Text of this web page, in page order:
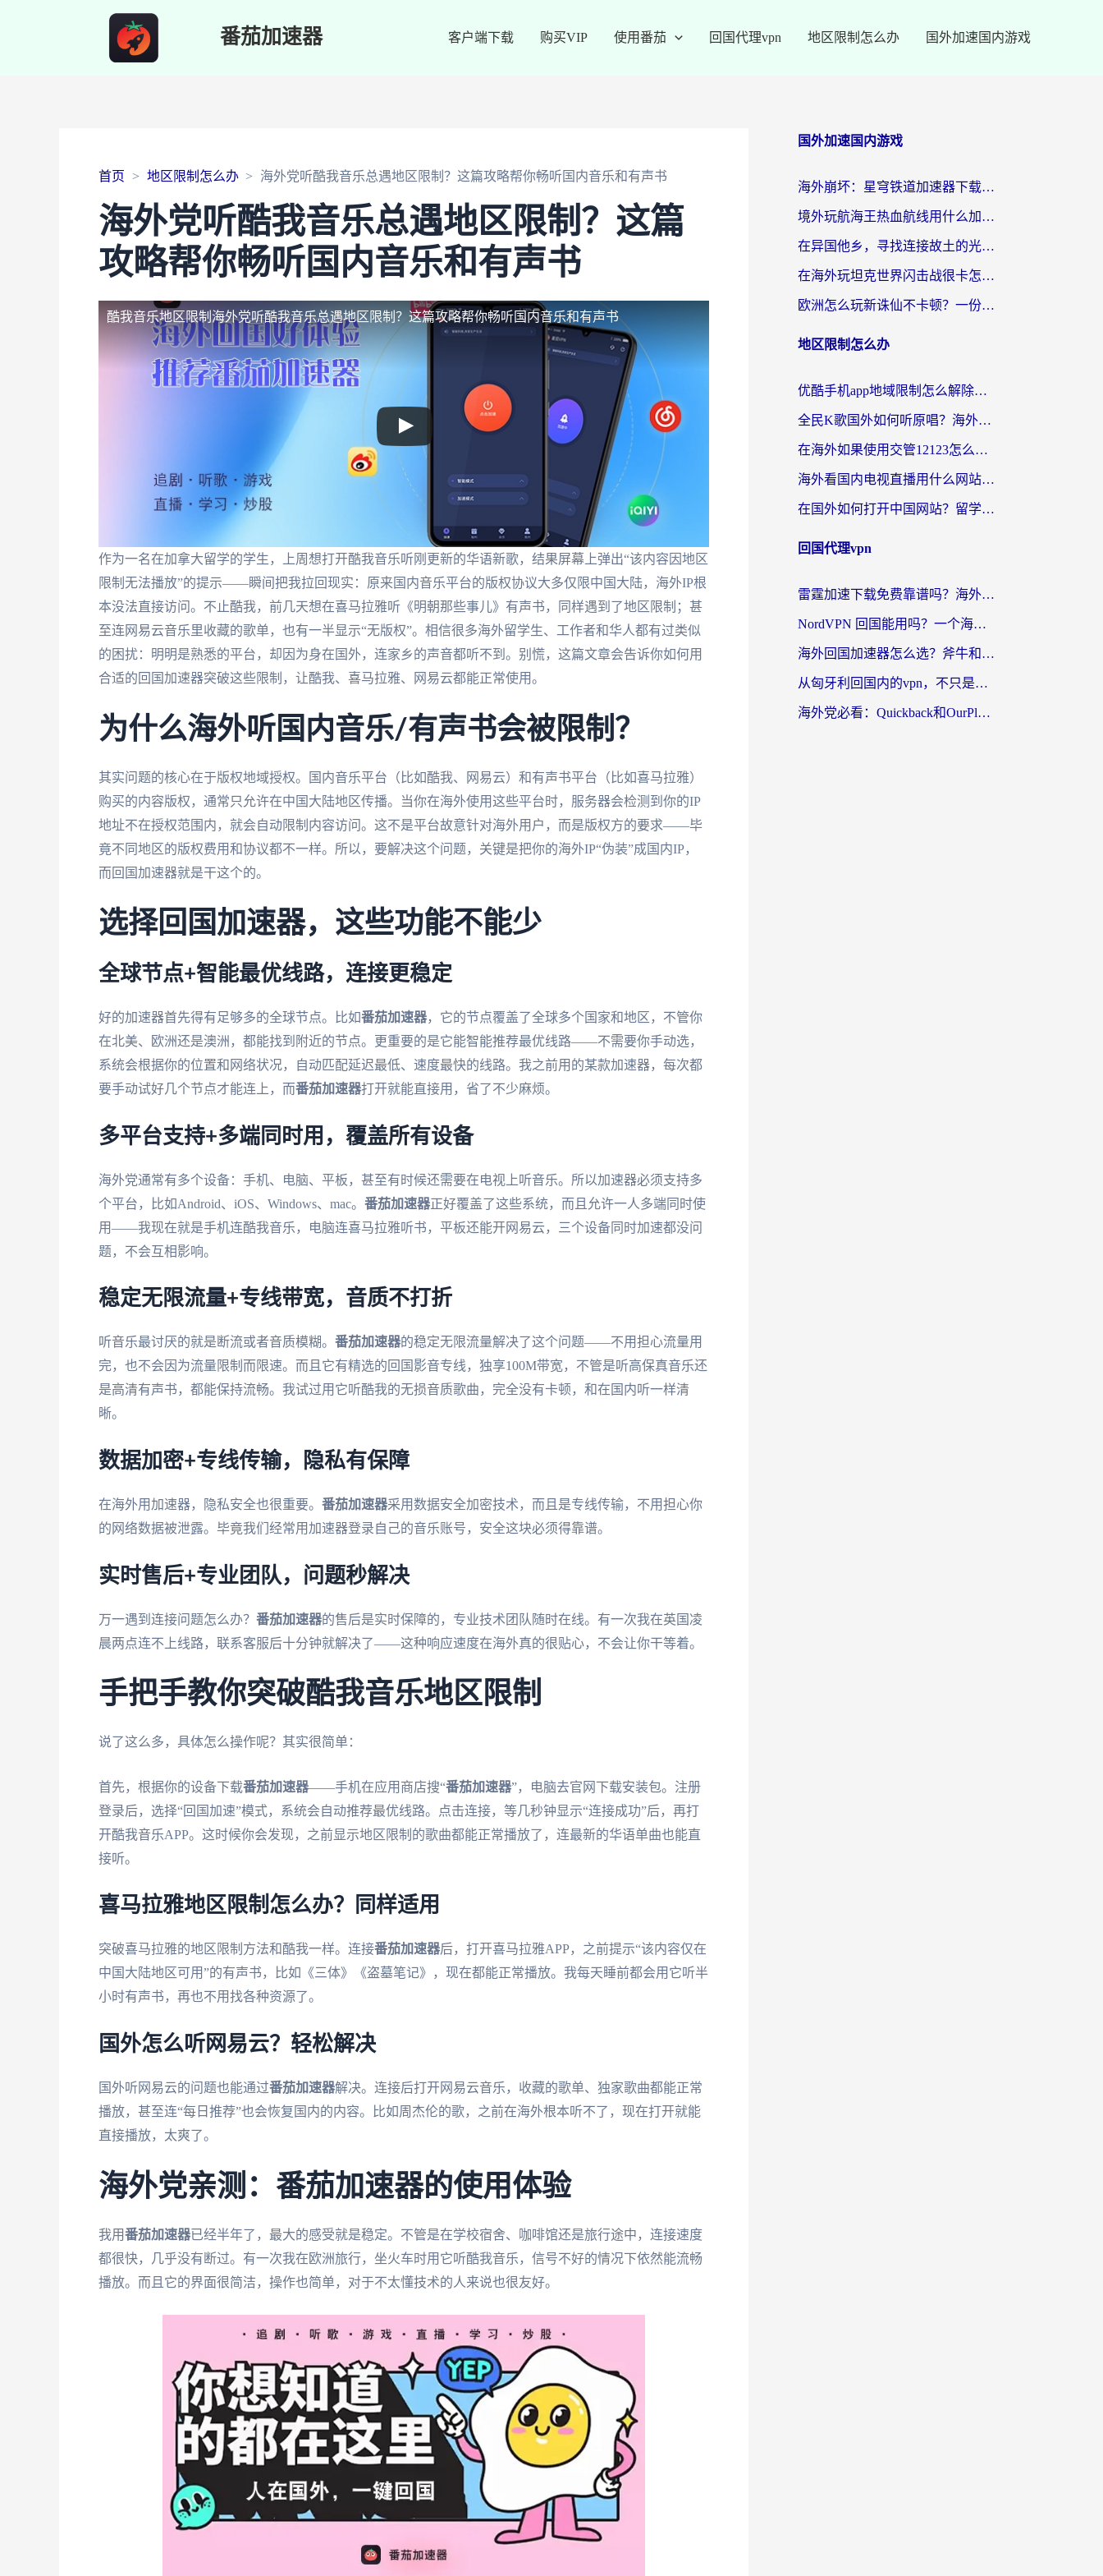
番茄加速器 客户端下载 购买VIP 使用番茄 回国代理vpn 地区限制怎么办 国外加速国内游戏
首页 地区限制怎么办 海外党听酷我音乐总遇地区限制？这篇攻略帮你畅听国内音乐和有声书
海外党听酷我音乐总遇地区限制？这篇
攻略帮你畅听国内音乐和有声书
酷我音乐地区限制海外党听酷我音乐总遇地区限制？这篇攻略帮你畅听国内音乐和有声书
作为一名在加拿大留学的学生，上周想打开酷我音乐听刚更新的华语新歌，结果屏幕上弹出“该内容因地区
限制无法播放”的提示——瞬间把我拉回现实：原来国内音乐平台的版权协议大多仅限中国大陆，海外IP根
本没法直接访问。不止酷我，前几天想在喜马拉雅听《明朝那些事儿》有声书，同样遇到了地区限制；甚
至连网易云音乐里收藏的歌单，也有一半显示“无版权”。相信很多海外留学生、工作者和华人都有过类似
的困扰：明明是熟悉的平台，却因为身在国外，连家乡的声音都听不到。别慌，这篇文章会告诉你如何用
合适的回国加速器突破这些限制，让酷我、喜马拉雅、网易云都能正常使用。
为什么海外听国内音乐/有声书会被限制？
其实问题的核心在于版权地域授权。国内音乐平台（比如酷我、网易云）和有声书平台（比如喜马拉雅）
购买的内容版权，通常只允许在中国大陆地区传播。当你在海外使用这些平台时，服务器会检测到你的IP
地址不在授权范围内，就会自动限制内容访问。这不是平台故意针对海外用户，而是版权方的要求——毕
竟不同地区的版权费用和协议都不一样。所以，要解决这个问题，关键是把你的海外IP“伪装”成国内IP，
而回国加速器就是干这个的。
选择回国加速器，这些功能不能少
全球节点+智能最优线路，连接更稳定
好的加速器首先得有足够多的全球节点。比如番茄加速器，它的节点覆盖了全球多个国家和地区，不管你
在北美、欧洲还是澳洲，都能找到附近的节点。更重要的是它能智能推荐最优线路——不需要你手动选，
系统会根据你的位置和网络状况，自动匹配延迟最低、速度最快的线路。我之前用的某款加速器，每次都
要手动试好几个节点才能连上，而番茄加速器打开就能直接用，省了不少麻烦。
多平台支持+多端同时用，覆盖所有设备
海外党通常有多个设备：手机、电脑、平板，甚至有时候还需要在电视上听音乐。所以加速器必须支持多
个平台，比如Android、iOS、Windows、mac。 番茄加速器正好覆盖了这些系统，而且允许一人多端同时使
用——我现在就是手机连酷我音乐，电脑连喜马拉雅听书，平板还能开网易云，三个设备同时加速都没问
题，不会互相影响。
稳定无限流量+专线带宽，音质不打折
听音乐最讨厌的就是断流或者音质模糊。 番茄加速器的稳定无限流量解决了这个问题——不用担心流量用
完，也不会因为流量限制而限速。而且它有精选的回国影音专线，独享100M带宽，不管是听高保真音乐还
是高清有声书，都能保持流畅。我试过用它听酷我的无损音质歌曲，完全没有卡顿，和在国内听一样清
晰。
数据加密+专线传输，隐私有保障
在海外用加速器，隐私安全也很重要。 番茄加速器采用数据安全加密技术，而且是专线传输，不用担心你
的网络数据被泄露。毕竟我们经常用加速器登录自己的音乐账号，安全这块必须得靠谱。
实时售后+专业团队，问题秒解决
万一遇到连接问题怎么办？ 番茄加速器的售后是实时保障的，专业技术团队随时在线。有一次我在英国凌
晨两点连不上线路，联系客服后十分钟就解决了——这种响应速度在海外真的很贴心，不会让你干等着。
手把手教你突破酷我音乐地区限制
说了这么多，具体怎么操作呢？其实很简单：
首先，根据你的设备下载番茄加速器——手机在应用商店搜“番茄加速器”，电脑去官网下载安装包。注册
登录后，选择“回国加速”模式，系统会自动推荐最优线路。点击连接，等几秒钟显示“连接成功”后，再打
开酷我音乐APP。这时候你会发现，之前显示地区限制的歌曲都能正常播放了，连最新的华语单曲也能直
接听。
喜马拉雅地区限制怎么办？同样适用
突破喜马拉雅的地区限制方法和酷我一样。连接番茄加速器后，打开喜马拉雅APP，之前提示“该内容仅在
中国大陆地区可用”的有声书，比如《三体》《盗墓笔记》，现在都能正常播放。我每天睡前都会用它听半
小时有声书，再也不用找各种资源了。
国外怎么听网易云？轻松解决
国外听网易云的问题也能通过番茄加速器解决。连接后打开网易云音乐，收藏的歌单、独家歌曲都能正常
播放，甚至连“每日推荐”也会恢复国内的内容。比如周杰伦的歌，之前在海外根本听不了，现在打开就能
直接播放，太爽了。
海外党亲测：番茄加速器的使用体验
我用番茄加速器已经半年了，最大的感受就是稳定。不管是在学校宿舍、咖啡馆还是旅行途中，连接速度
都很快，几乎没有断过。有一次我在欧洲旅行，坐火车时用它听酷我音乐，信号不好的情况下依然能流畅
播放。而且它的界面很简洁，操作也简单，对于不太懂技术的人来说也很友好。
国外加速国内游戏
海外崩坏：星穹铁道加速器下载安装：一份给游子的终极网络指南
境外玩航海王热血航线用什么加速器？2026海外玩家实测最优方案（附欧洲问道堡垒前线加速技巧）
在异国他乡，寻找连接故土的光明大陆免费加速器
在海外玩坦克世界闪击战很卡怎么办？老玩家亲测有效的加速器选择指南
欧洲怎么玩新诛仙不卡顿？一份给海外游子的国服游戏畅玩指南
地区限制怎么办
优酷手机app地域限制怎么解除？海外党亲测有效的追剧方案
全民K歌国外如何听原唱？海外党亲测有效的回国加速器选择指南
在海外如果使用交管12123怎么处理？留学生亲测有效的回国加速方案
海外看国内电视直播用什么网站比较好？一篇解决你所有追剧难题的实用指南
在国外如何打开中国网站？留学生与海外华人的无缝访问指南
回国代理vpn
雷霆加速下载免费靠谱吗？海外党选回国加速器的避坑指南（附热门工具对比）
NordVPN 回国能用吗？一个海外用户必须面对的真实困境
海外回国加速器怎么选？斧牛和海龟哪个好？一篇帮你避开坑的实用指南
从匈牙利回国内的vpn，不只是为了刷剧那么简单
海外党必看：Quickback和OurPlay好用吗？3分钟选对回国加速器，无缝刷剧玩游戏